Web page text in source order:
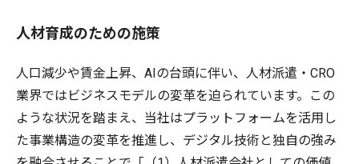
人材育成のための施策
人口減少や賃金上昇、AIの台頭に伴い、人材派遣・CRO
業界ではビジネスモデルの変革を迫られています。この
ような状況を踏まえ、当社はプラットフォームを活用し
た事業構造の変革を推進し、デジタル技術と独自の強み